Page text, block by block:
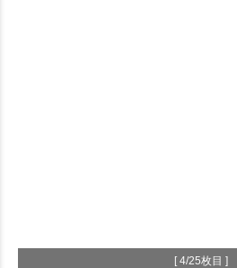
[ 4/25枚目 ]